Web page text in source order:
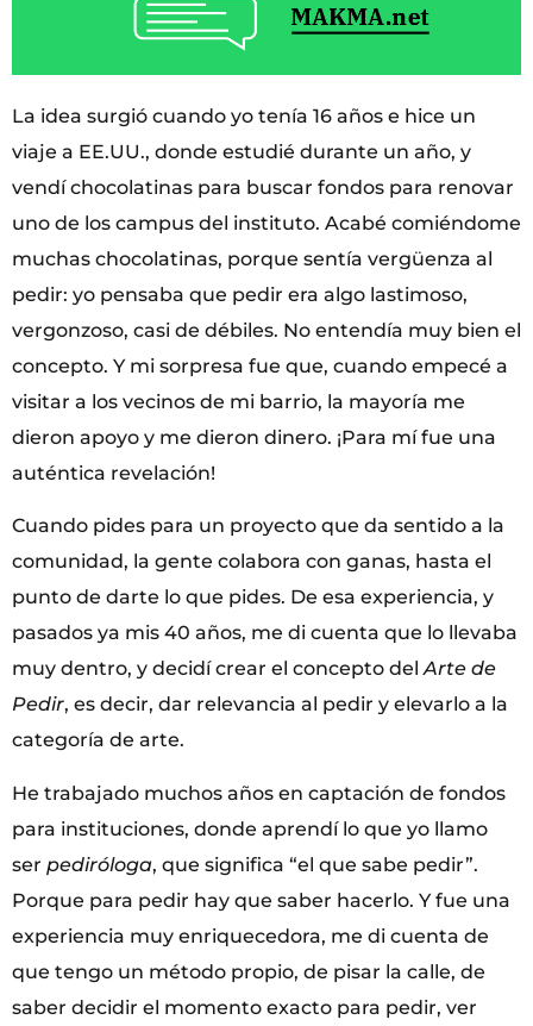
La idea surgió cuando yo tenía 16 años e hice un
viaje a EE.UU., donde estudié durante un año, y
vendí chocolatinas para buscar fondos para renovar
uno de los campus del instituto. Acabé comiéndome
muchas chocolatinas, porque sentía vergüenza al
pedir: yo pensaba que pedir era algo lastimoso,
vergonzoso, casi de débiles. No entendía muy bien el
concepto. Y mi sorpresa fue que, cuando empecé a
visitar a los vecinos de mi barrio, la mayoría me
dieron apoyo y me dieron dinero. ¡Para mí fue una
auténtica revelación!
Cuando pides para un proyecto que da sentido a la
comunidad, la gente colabora con ganas, hasta el
punto de darte lo que pides. De esa experiencia, y
pasados ya mis 40 años, me di cuenta que lo llevaba
muy dentro, y decidí crear el concepto delArte de
Pedir, es decir, dar relevancia al pedir y elevarlo a la
categoría de arte.
He trabajado muchos años en captación de fondos
para instituciones, donde aprendí lo que yo llamo
ser pediróloga, que significa “el que sabe pedir”.
Porque para pedir hay que saber hacerlo. Y fue una
experiencia muy enriquecedora, me di cuenta de
que tengo un método propio, de pisar la calle, de
saber decidir el momento exacto para pedir, ver